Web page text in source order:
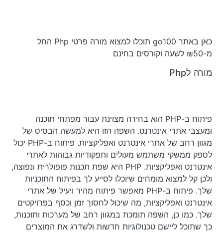
כאן באתר go100 תוכלו למצוא מורה פרטי Php החל
מ-₪50 לשעה וקורסים בחינם
מורה לPhp
פיתוח ב-PHP הוא בחירה מצוינת עבור מפתחי תוכנה
ומעצבי אתרי אינטרנט. השפה הזו היא למעשה הבסיס של
מגוון רחב של אתרי אינטרנט ואפליקציות. פיתוח ב-PHP יכול
לספק ממשקי משתמש מעולים ותפקודיות גבוהות לאתרי
אינטרנט ואפליקציות. PHP היא שפת תכנות פופולרית ונפוצה,
ולכן קל למצוא מומחים שיוכלו לסייע לך בפיתוח התוכניות
שלך. פיתוח ב-PHP מאפשר פיתוח מהיר ויעיל של אתרי
אינטרנט ואפליקציות, מה שיכול לחסוך זמן וכסף בפרויקטים
שלך. כמו כן, השפה תומכת במגוון רחב של מערכות ותוכנות,
כך שתוכל ליישם טכנולוגיות חדשות ולשדרג את המוצרים